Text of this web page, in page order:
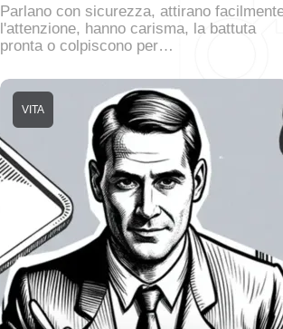
Parlano con sicurezza, attirano
l'attenzione, hanno carisma, la battuta
pronta o colpiscono per…
VITA